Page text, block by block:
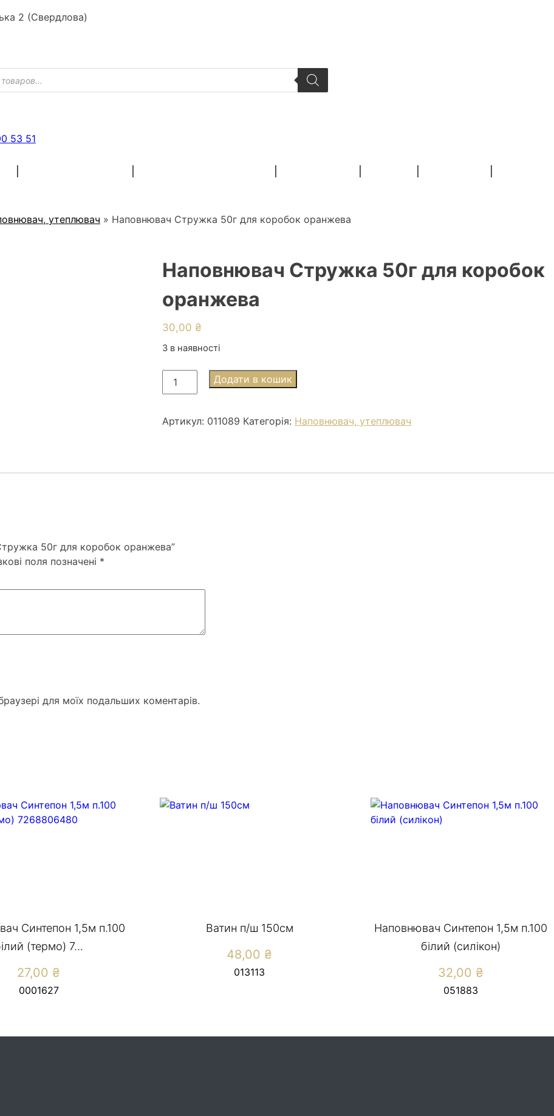
2 (Свердлова)
53 51
утеплювач » Наповнювач Стружка 50г для коробок оранжева
Наповнювач Стружка 50г для коробок
оранжева
30,00 ₴
3 в наявності
Наповнювач
Стружка
для
Додати в кошик
Артикул: 011089 Категорія: Наповнювач, утеплювач
50г для коробок оранжева”
поля позначені *
для моїх подальших коментарів.
Синтепон 1,5м п.100
(термо) 7...
27,00 ₴
0001627
Ватин п/ш 150см
48,00 ₴
013113
Наповнювач Синтепон 1,5м п.100
білий (силікон)
32,00 ₴
051883